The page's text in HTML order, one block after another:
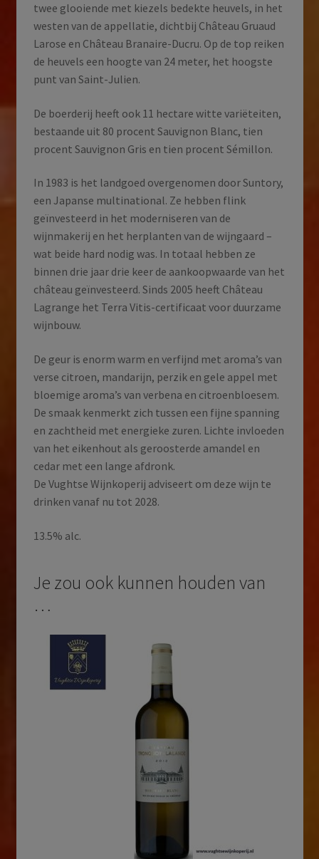
twee glooiende met kiezels bedekte heuvels, in het
westen van de appellatie, dichtbij Château Gruaud
Larose en Château Branaire-Ducru. Op de top reiken
de heuvels een hoogte van 24 meter, het hoogste
punt van Saint-Julien.
De boerderij heeft ook 11 hectare witte variëteiten,
bestaande uit 80 procent Sauvignon Blanc, tien
procent Sauvignon Gris en tien procent Sémillon.
In 1983 is het landgoed overgenomen door Suntory,
een Japanse multinational. Ze hebben flink
geïnvesteerd in het moderniseren van de
wijnmakerij en het herplanten van de wijngaard –
wat beide hard nodig was. In totaal hebben ze
binnen drie jaar drie keer de aankoopwaarde van het
château geïnvesteerd. Sinds 2005 heeft Château
Lagrange het Terra Vitis-certificaat voor duurzame
wijnbouw.
De geur is enorm warm en verfijnd met aroma’s van
verse citroen, mandarijn, perzik en gele appel met
bloemige aroma’s van verbena en citroenbloesem.
De smaak kenmerkt zich tussen een fijne spanning
en zachtheid met energieke zuren. Lichte invloeden
van het eikenhout als geroosterde amandel en
cedar met een lange afdronk.
De Vughtse Wijnkoperij adviseert om deze wijn te
drinken vanaf nu tot 2028.
13.5% alc.
Je zou ook kunnen houden van
…